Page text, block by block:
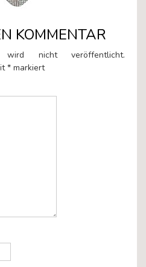
KOMMENTAR
wird nicht veröffentlicht.
* markiert